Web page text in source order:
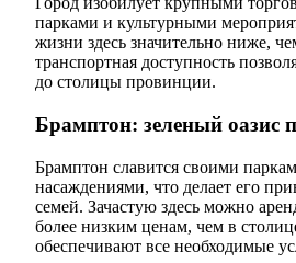
парками и культурными
жизни здесь значительно ниже,
транспортная доступность
до столицы провинции.
Брамптон: зеленый оазис
Брамптон славится своими
насаждениями, что делает его
семей. Зачастую здесь можно
более низким ценам, чем в
обеспечивают все необходимые